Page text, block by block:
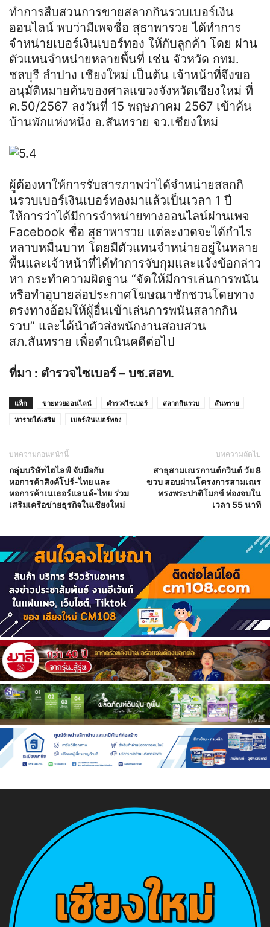
ทำการสืบสวนการขายสลากกินรวบเบอร์เงิน
ออนไลน์ พบว่ามีเพจชื่อ สุธาพารวย ได้ทำการ
จำหน่ายเบอร์เงินเบอร์ทอง ให้กับลูกค้า โดย ผ่าน
ตัวแทนจำหน่ายหลายพื้นที่ เช่น จัวหวัด กทม.
ชลบุรี ลำปาง เชียงใหม่ เป็นต้น เจ้าหน้าที่จึงขอ
อนุมัติหมายค้นของศาลแขวงจังหวัดเชียงใหม่ ที่
ค.50/2567 ลงวันที่ 15 พฤษภาคม 2567 เข้าค้น
บ้านพักแห่งหนึ่ง อ.สันทราย จว.เชียงใหม่
ผู้ต้องหาให้การรับสารภาพว่าได้จำหน่ายสลกกิ
นรวบเบอร์เงินเบอร์ทองมาแล้วเป็นเวลา 1 ปี
ให้การว่าได้มีการจำหน่ายทางออนไลน์ผ่านเพจ
Facebook ชื่อ สุธาพารวย แต่ละงวดจะได้กำไร
หลาบหมื่นบาท โดยมีตัวแทนจำหน่ายอยู่ในหลาย
พื้นและเจ้าหน้าที่ได้ทำการจับกุมและแจ้งข้อกล่าว
หา กระทำความผิดฐาน “จัดให้มีการเล่นการพนัน
หรือทำอุบายล่อประกาศโฆษณาชักชวนโดยทาง
ตรงทางอ้อมให้ผู้อื่นเข้าเล่นการพนันสลากกิน
รวบ” และได้นำตัวส่งพนักงานสอบสวน
สภ.สันทราย เพื่อดำเนินคดีต่อไป
ที่มา : ตำรวจไซเบอร์ – บช.สอท.
แท็ก ขายหวยออนไลน์ ตำรวจไซเบอร์ สลากกินรวบ
สันทราย
หารายได้เสริม
เบอร์เงินเบอร์ทอง
บทความก่อนหน้านี้
กลุ่มบริษัทไฮไลฟ์ จับมือกับ
หอการค้าสิงค์โปร์-ไทย และ
หอการค้าเนเธอร์แลนด์-ไทย ร่วม
เสริมเครือข่ายธุรกิจในเชียงใหม่
บทความถัดไป
สาธุสามเณรกานต์กวินต์ วัย 8
ขวบ สอบผ่านโครงการสามเณร
ทรงพระปาติโมกข์ ท่องจบใน
เวลา 55 นาที